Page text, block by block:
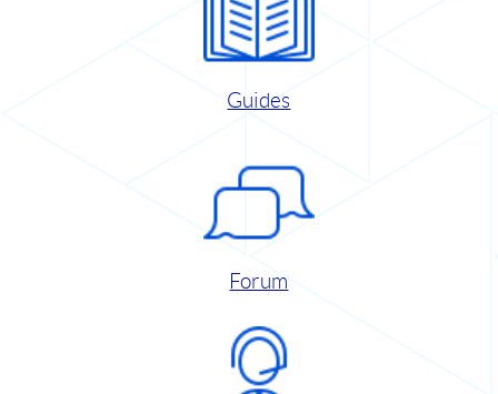
Guides
Forum